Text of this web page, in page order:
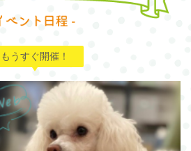
もうすぐ開催！